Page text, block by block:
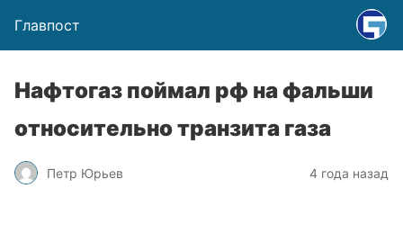
Главпост
Нафтогаз поймал рф на фальши
относительно транзита газа
Петр Юрьев 4 года назад